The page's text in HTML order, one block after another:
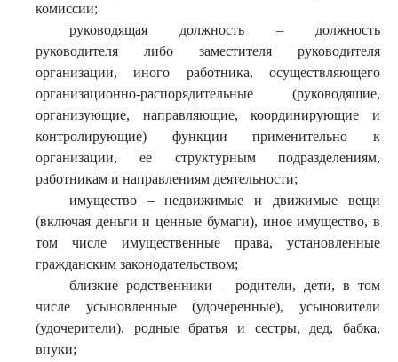
комиссии;
руководящая должность – должность
руководителя либо заместителя руководителя
организации, иного работника, осуществляющего
организационно-распорядительные (руководящие,
организующие, направляющие, координирующие и
контролирующие) функции применительно к
организации, ее структурным подразделениям,
работникам и направлениям деятельности;
имущество – недвижимые и движимые вещи
(включая деньги и ценные бумаги), иное имущество, в
том числе имущественные права, установленные
гражданским законодательством;
близкие родственники – родители, дети, в том
числе усыновленные (удочеренные), усыновители
(удочерители), родные братья и сестры, дед, бабка,
внуки;